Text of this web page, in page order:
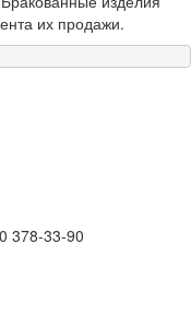
их продажи.
378-33-90